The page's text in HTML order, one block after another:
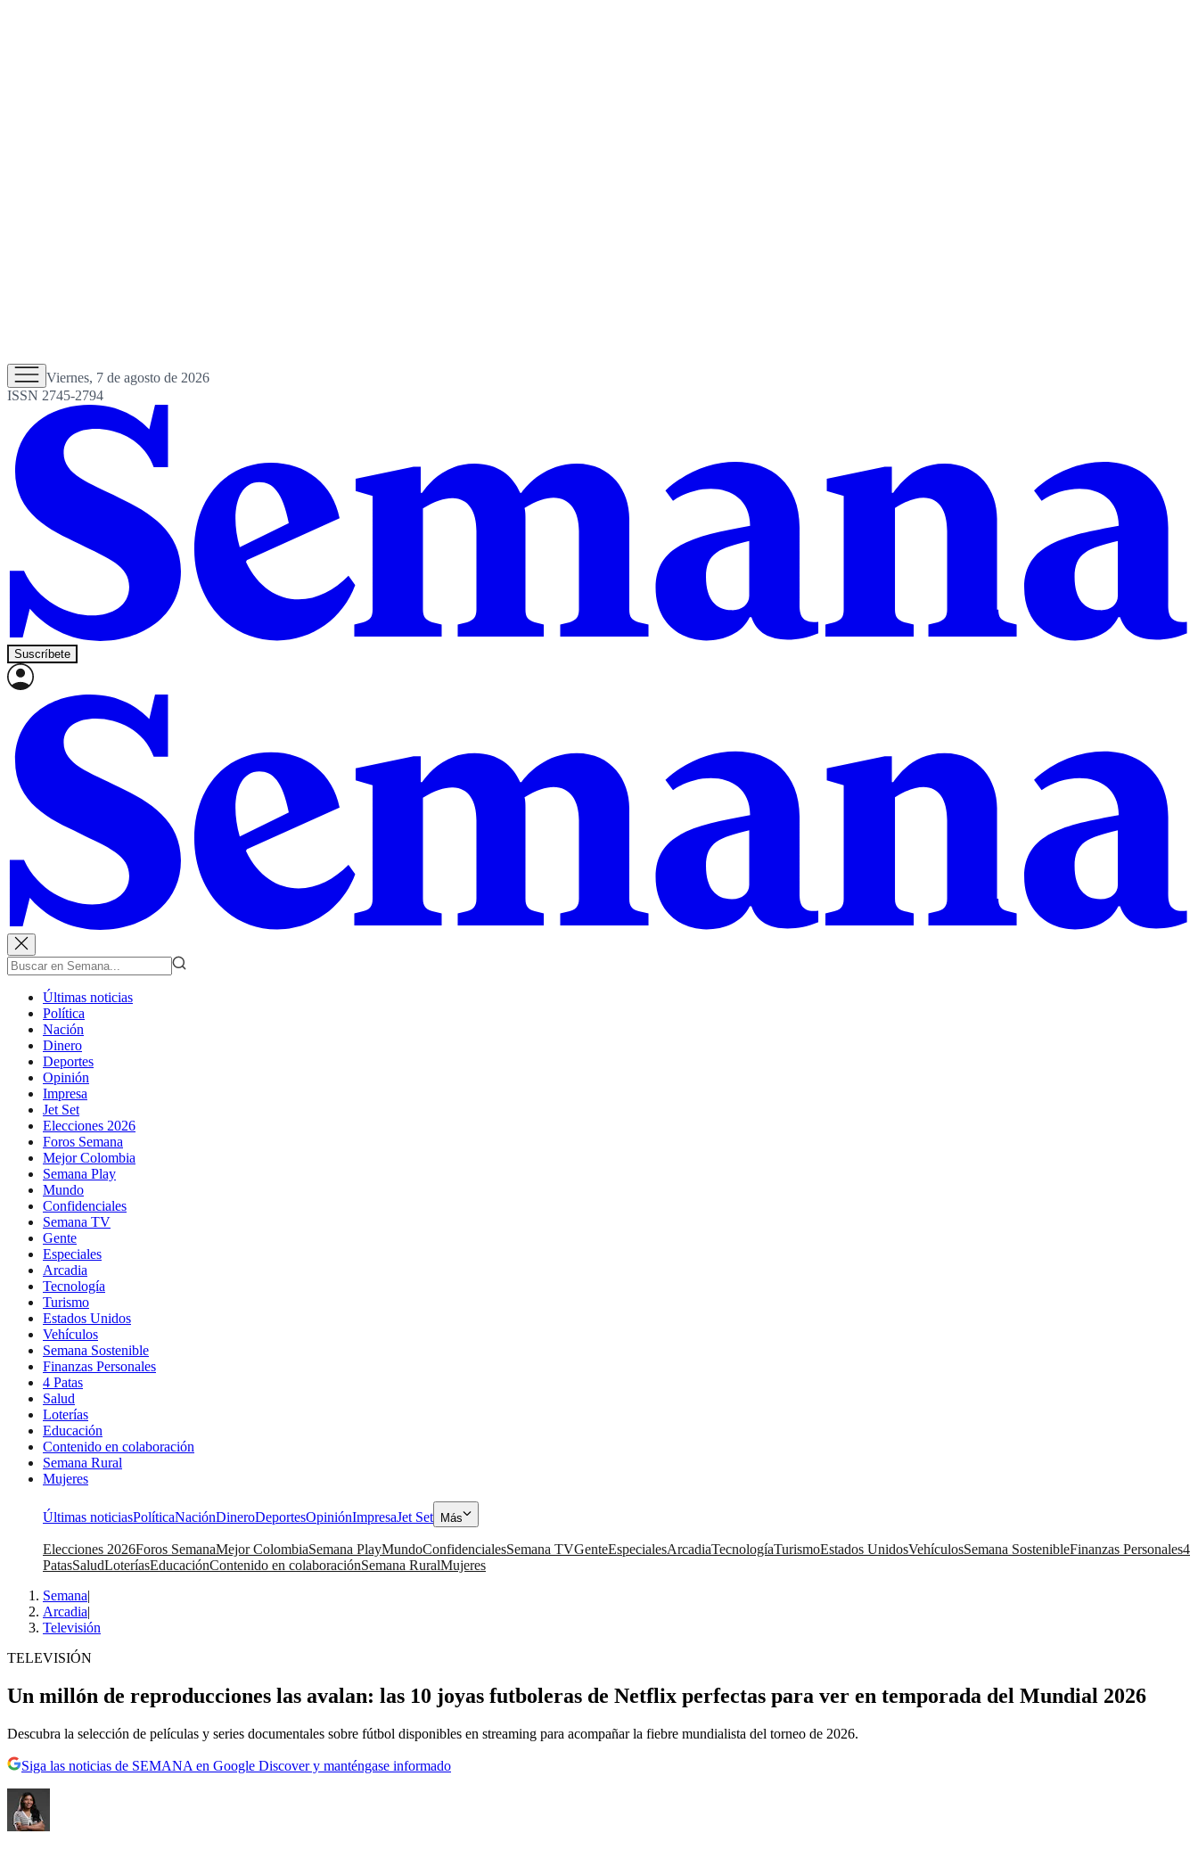
Viernes, 7 de agosto de 2026
ISSN 2745-2794
Suscríbete
Últimas noticias
Política
Nación
Dinero
Deportes
Opinión
Impresa
Jet Set
Elecciones 2026
Foros Semana
Mejor Colombia
Semana Play
Mundo
Confidenciales
Semana TV
Gente
Especiales
Arcadia
Tecnología
Turismo
Estados Unidos
Vehículos
Semana Sostenible
Finanzas Personales
4 Patas
Salud
Loterías
Educación
Contenido en colaboración
Semana Rural
Mujeres
Últimas noticiasPolíticaNaciónDineroDeportesOpiniónImpresaJet Set Más
Elecciones 2026Foros SemanaMejor ColombiaSemana PlayMundoConfidencialesSemana TVGenteEspecialesArcadiaTecnologíaTurismoEstados UnidosVehículosSemana SostenibleFinanzas Personales4
PatasSaludLoteríasEducaciónContenido en colaboraciónSemana RuralMujeres
Semana|
Arcadia|
Televisión
TELEVISIÓN
Un millón de reproducciones las avalan: las 10 joyas futboleras de Netflix perfectas para ver en temporada del Mundial 2026
Descubra la selección de películas y series documentales sobre fútbol disponibles en streaming para acompañar la fiebre mundialista del torneo de 2026.
Siga las noticias de SEMANA en Google Discover y manténgase informado